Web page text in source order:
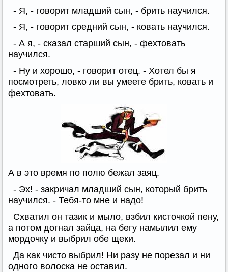
- Я, - говорит младший сын, - брить научился.
- Я, - говорит средний сын, - ковать научился.
- А я, - сказал старший сын, - фехтовать
научился.
- Ну и хорошо, - говорит отец. - Хотел бы я
посмотреть, ловко ли вы умеете брить, ковать и
фехтовать.
А в это время по полю бежал заяц.
- Эх! - закричал младший сын, который брить
научился. - Тебя-то мне и надо!
Схватил он тазик и мыло, взбил кисточкой пену,
а потом догнал зайца, на бегу намылил ему
мордочку и выбрил обе щеки.
Да как чисто выбрил! Ни разу не порезал и ни
одного волоска не оставил.